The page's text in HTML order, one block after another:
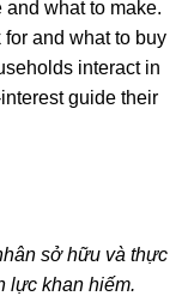
what to make.
and what to buy
interact in
guide their
sở hữu và thực
lực khan hiếm.